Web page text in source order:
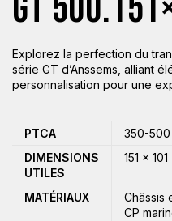
GT
Explorez la perfection du
série GT d’Anssems, alliant
personnalisation pour une
PTCA
350-
DIMENSIONS
UTILES
151 ×
MATÉRIAUX
Châssis
CP